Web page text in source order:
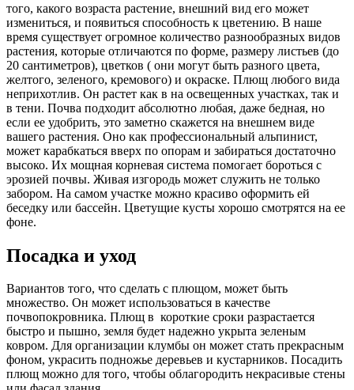
того, какого возраста растение, внешний вид его может
измениться, и появиться способность к цветению. В наше
время существует огромное количество разнообразных видов
растения, которые отличаются по форме, размеру листьев (до
20 сантиметров), цветков ( они могут быть разного цвета,
желтого, зеленого, кремового) и окраске. Плющ любого вида
неприхотлив. Он растет как в на освещенных участках, так и
в тени. Почва подходит абсолютно любая, даже бедная, но
если ее удобрить, это заметно скажется на внешнем виде
вашего растения. Оно как профессиональный альпинист,
может карабкаться вверх по опорам и забираться достаточно
высоко. Их мощная корневая система помогает бороться с
эрозией почвы. Живая изгородь может служить не только
забором. На самом участке можно красиво оформить ей
беседку или бассейн. Цветущие кусты хорошо смотрятся на ее
фоне.
Посадка и уход
Вариантов того, что сделать с плющом, может быть
множество. Он может использоваться в качестве
почвопокровника. Плющ в короткие сроки разрастается
быстро и пышно, земля будет надежно укрыта зеленым
ковром. Для организации клумбы он может стать прекрасным
фоном, украсить подножье деревьев и кустарников. Посадить
плющ можно для того, чтобы облагородить некрасивые стены